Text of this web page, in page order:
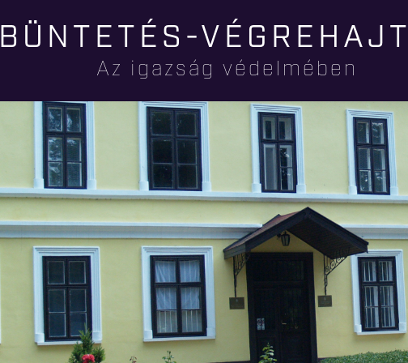
tartalomra
BÜNTETÉS-
Az igazság védelmében